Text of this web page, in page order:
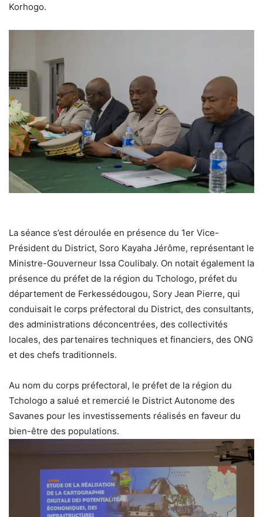
Korhogo.
La séance s’est déroulée en présence du 1er Vice-
Président du District, Soro Kayaha Jérôme, représentant le
Ministre-Gouverneur Issa Coulibaly. On notait également la
présence du préfet de la région du Tchologo, préfet du
département de Ferkessédougou, Sory Jean Pierre, qui
conduisait le corps préfectoral du District, des consultants,
des administrations déconcentrées, des collectivités
locales, des partenaires techniques et financiers, des ONG
et des chefs traditionnels.
Au nom du corps préfectoral, le préfet de la région du
Tchologo a salué et remercié le District Autonome des
Savanes pour les investissements réalisés en faveur du
bien-être des populations.